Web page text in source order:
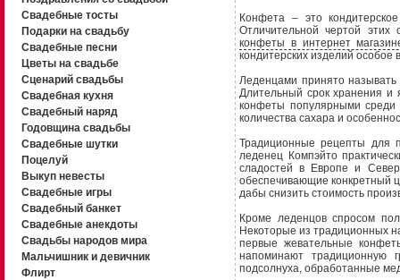
Свадебные тосты
Подарки на свадьбу
Свадебные песни
Цветы на свадьбе
Сценарий свадьбы
Свадебная кухня
Свадебный наряд
Годовщина свадьбы
Свадебные шутки
Поцелуй
Выкуп невесты
Свадебные игры
Свадебный банкет
Свадебные анекдоты
Свадьбы народов мира
Мальчишник и девичник
Флирт
Конфета – это
Отличительной чертой этих
конфеты в интернет
кондитерских изделий особое
Леденцами принято
Длительный срок хранения и
конфеты популярными среди
количества сахара и
Традиционные рецепты для
леденец Компэйто
сладостей в Европе и
обеспечивающие конкретный
дабы снизить стоимость
Кроме леденцов спросом
Некоторые из традиционных
первые жевательные
напоминают традиционную
подсолнуха, обработанные